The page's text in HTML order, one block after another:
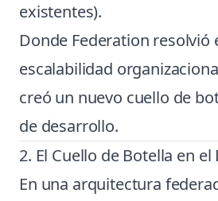
existentes).
Donde Federation resolvió
escalabilidad
creó un nuevo cuello de
de desarrollo.
2. El Cuello de Botella en
En una arquitectura